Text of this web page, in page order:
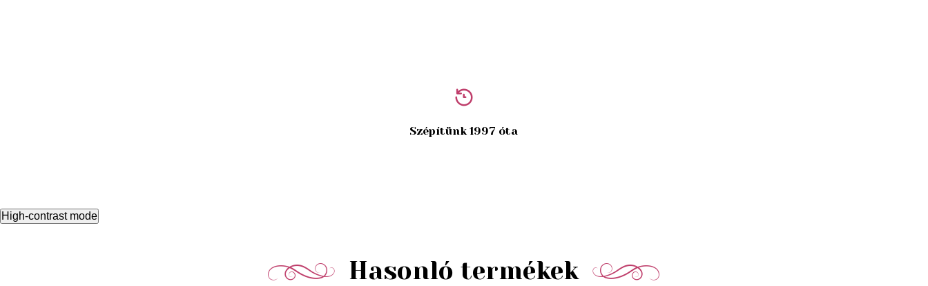
Szépítünk 1997 óta
High-contrast mode
Hasonló termékek